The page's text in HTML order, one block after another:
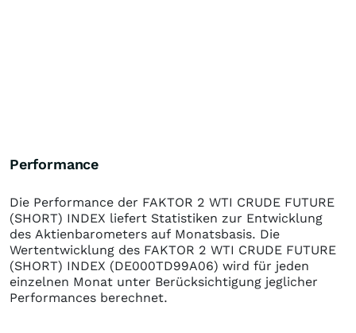
Performance
Die Performance der FAKTOR 2 WTI CRUDE FUTURE
(SHORT) INDEX liefert Statistiken zur Entwicklung
des Aktienbarometers auf Monatsbasis. Die
Wertentwicklung des FAKTOR 2 WTI CRUDE FUTURE
(SHORT) INDEX (DE000TD99A06) wird für jeden
einzelnen Monat unter Berücksichtigung jeglicher
Performances berechnet.